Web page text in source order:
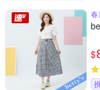
春
$